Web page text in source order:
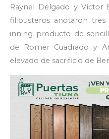
Raynel Delgado y Víctor
filibusteros anotaron
inning producto de
de Romer Cuadrado y
elevado de sacrificio de